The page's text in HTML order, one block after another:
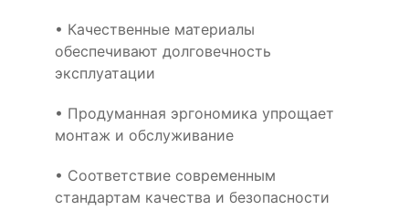
• Качественные материалы
обеспечивают долговечность
эксплуатации
• Продуманная эргономика упрощает
монтаж и обслуживание
• Соответствие современным
стандартам качества и безопасности